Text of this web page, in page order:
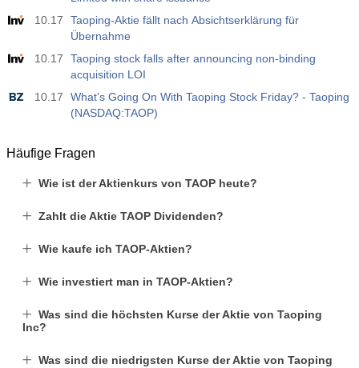
10.17
Taoping-Aktie fällt nach Absichtserklärung für
Übernahme
10.17
Taoping stock falls after announcing non-binding
acquisition LOI
10.17
What's Going On With Taoping Stock Friday? - Taoping
(NASDAQ:TAOP)
Häufige Fragen
Wie ist der Aktienkurs von TAOP heute?
Zahlt die Aktie TAOP Dividenden?
Wie kaufe ich TAOP-Aktien?
Wie investiert man in TAOP-Aktien?
Was sind die höchsten Kurse der Aktie von Taoping
Inc?
Was sind die niedrigsten Kurse der Aktie von Taoping